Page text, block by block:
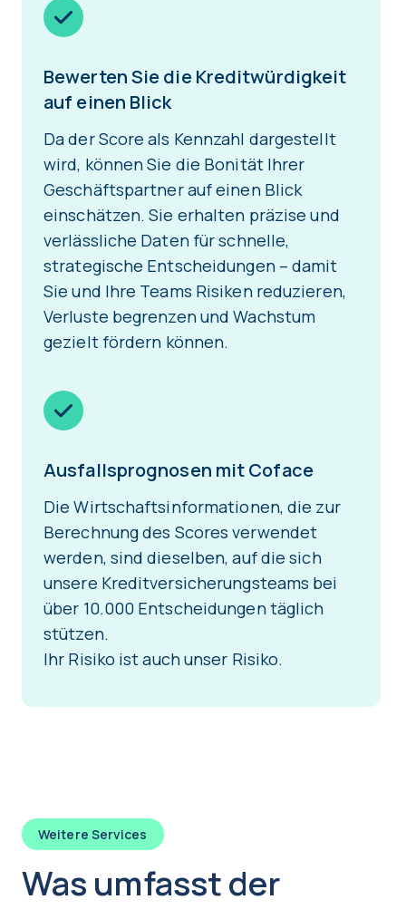
Bewerten Sie die Kreditwürdigkeit
auf einen Blick
Da der Score als Kennzahl dargestellt
wird, können Sie die Bonität Ihrer
Geschäftspartner auf einen Blick
einschätzen. Sie erhalten präzise und
verlässliche Daten für schnelle,
strategische Entscheidungen – damit
Sie und Ihre Teams Risiken reduzieren,
Verluste begrenzen und Wachstum
gezielt fördern können.
Ausfallsprognosen mit Coface
Die Wirtschaftsinformationen, die zur
Berechnung des Scores verwendet
werden, sind dieselben, auf die sich
unsere Kreditversicherungsteams bei
über 10.000 Entscheidungen täglich
stützen.
Ihr Risiko ist auch unser Risiko.
Weitere Services
Was umfasst der